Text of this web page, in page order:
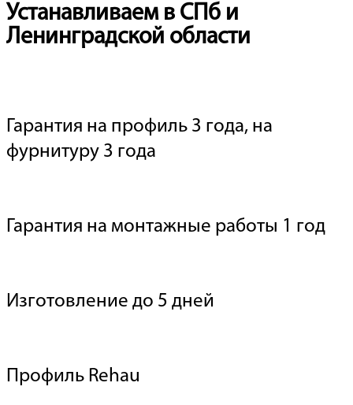
Устанавливаем в СПб и
Ленинградской области
Гарантия на профиль 3 года, на
фурнитуру 3 года
Гарантия на монтажные работы 1 год
Изготовление до 5 дней
Профиль Rehau